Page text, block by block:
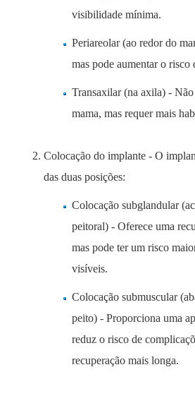
visibilidade mínima.
Periareolar (ao redor do
mas pode aumentar o risco
Transaxilar (na axila) -
mama, mas requer mais
Colocação do implante - O
das duas posições:
Colocação subglandular
peitoral) - Oferece uma
mas pode ter um risco
visíveis.
Colocação submuscular
peito) - Proporciona uma
reduz o risco de
recuperação mais longa.